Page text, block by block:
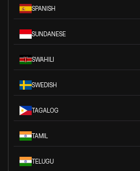
SPANISH
SUNDANESE
SWAHILI
SWEDISH
TAGALOG
TAMIL
TELUGU